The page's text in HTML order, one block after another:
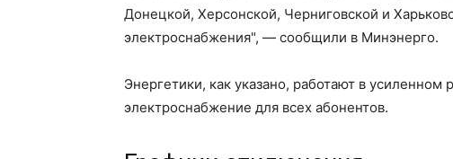
Донецкой, Херсонской, Черниговской и
электроснабжения", — сообщили в Минэнерго.
Энергетики, как указано, работают в
электроснабжение для всех абонентов.